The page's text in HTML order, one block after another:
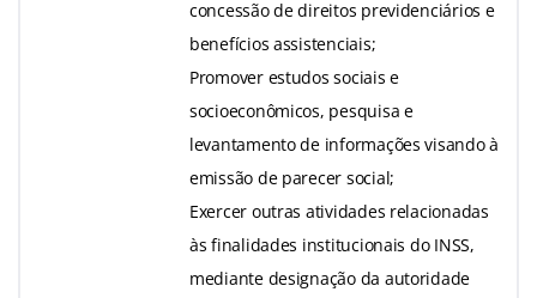
concessão de direitos previdenciários e
benefícios assistenciais;
Promover estudos sociais e
socioeconômicos, pesquisa e
levantamento de informações visando à
emissão de parecer social;
Exercer outras atividades relacionadas
às finalidades institucionais do INSS,
mediante designação da autoridade